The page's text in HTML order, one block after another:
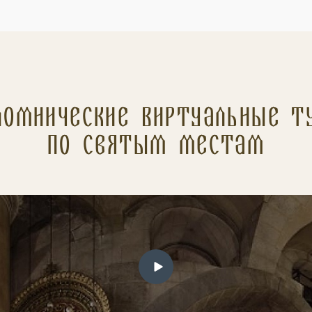
Виртуальные
по святым местам